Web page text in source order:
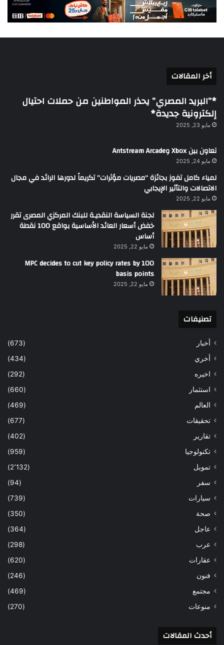
أخر المقالات
*”البريد المصري” يحذر المواطنين من حملات احتيال
إلكترونية جديدة*
مايو 23, 2025
تعاون بين Xbox وAntstream Arcade
مايو 24, 2025
لمياء كامل تفوز بجائزة “مصريات مؤثرات” تكريماً لدورها الرائد في مجال
الاتصالات والتأثير الإيجابي
مايو 22, 2025
لجنة السياسة النقديـة للبنك المركزي المصرى تقرر
خفض أسعار العائد الأساسية بواقع 100 نقطة
أساس
مايو 22, 2025
MPC decides to cut key policy rates by 100
basis points
مايو 22, 2025
تصنيفات
أخبار
(673)
أخري
(434)
اخيره
(292)
استثمار
(660)
العالم
(469)
تحقيقات
(677)
تقارير
(402)
تكنولوجيا
(959)
تمويل
(2٬132)
سفر
(94)
سيارات
(739)
صحة
(350)
عاجل
(364)
عرب
(298)
عقارات
(620)
فنون
(246)
مجتمع
(469)
منوعات
(270)
أحدث المقالات